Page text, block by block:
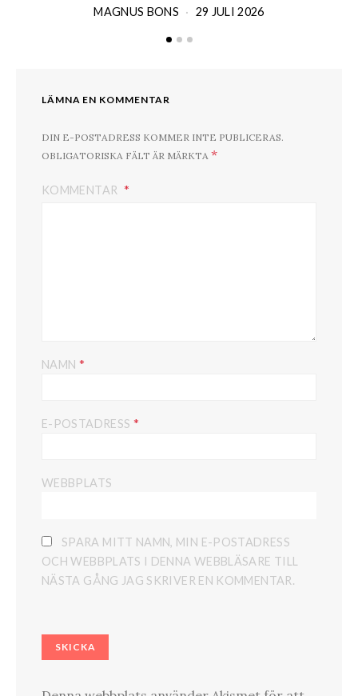
MAGNUS BONS 29 JULI 2026
LÄMNA EN KOMMENTAR
DIN E-POSTADRESS KOMMER INTE PUBLICERAS.
OBLIGATORISKA FÄLT ÄR MÄRKTA *
KOMMENTAR
NAMN *
E-POSTADRESS *
WEBBPLATS
SPARA MITT NAMN, MIN E-POSTADRESS
OCH WEBBPLATS I DENNA WEBBLÄSARE TILL
NÄSTA GÅNG JAG SKRIVER EN KOMMENTAR.